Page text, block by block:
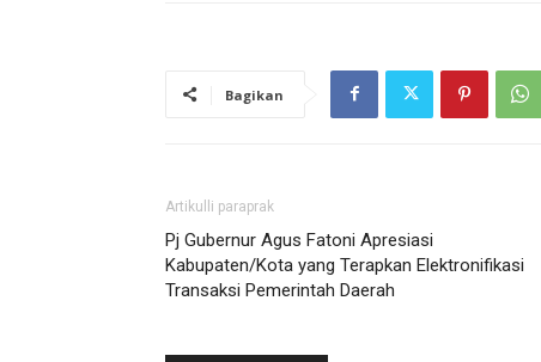
Bagikan
Artikulli paraprak
Pj Gubernur Agus Fatoni Apresiasi
Kabupaten/Kota yang Terapkan Elektronifikasi
Transaksi Pemerintah Daerah